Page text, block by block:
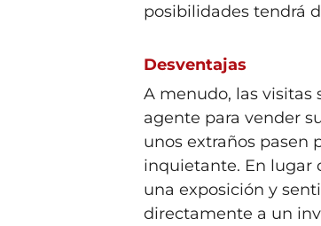
posibilidades tendrá
Desventajas
A menudo, las visitas
agente para vender
unos extraños pasen
inquietante. En lugar
una exposición y
directamente a un